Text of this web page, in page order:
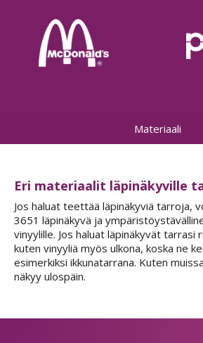
Materiaali
Eri materiaalit läpinäkyville
Jos haluat teettää läpinäkyviä tarroja,
3651 läpinäkyvä ja
vinyylille. Jos haluat läpinäkyvät
kuten vinyyliä myös ulkona, koska ne
esimerkiksi ikkunatarrana. Kuten
näkyy ulospäin.